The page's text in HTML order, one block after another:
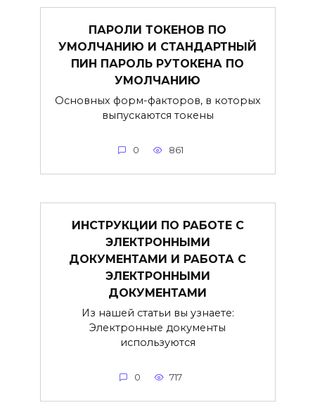
ПАРОЛИ ТОКЕНОВ ПО
УМОЛЧАНИЮ И СТАНДАРТНЫЙ
ПИН ПАРОЛЬ РУТОКЕНА ПО
УМОЛЧАНИЮ
Основных форм-факторов, в которых
выпускаются токены
0 861
ИНСТРУКЦИИ ПО РАБОТЕ С
ЭЛЕКТРОННЫМИ
ДОКУМЕНТАМИ И РАБОТА С
ЭЛЕКТРОННЫМИ
ДОКУМЕНТАМИ
Из нашей статьи вы узнаете:
Электронные документы
используются
0 717